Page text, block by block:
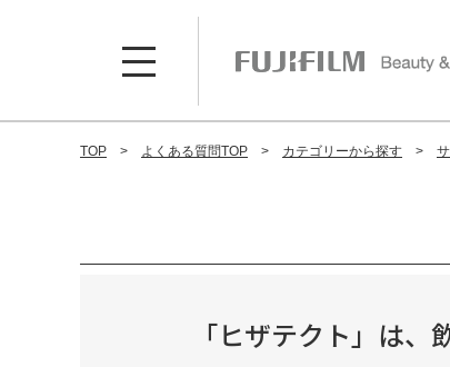
TOP よくある質問TOP カテゴリーから探す
「ヒザテクト」は